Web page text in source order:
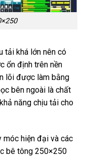
tải khá lớn nên có
ổn định trên nền
lõi được làm bằng
bên ngoài là chất
năng chịu tải cho
móc hiện đại và các
bê tông 250×250